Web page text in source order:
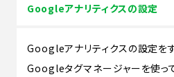
Googleアナリティクスの設定
Googleアナリティクスの設定を
Googleタグマネージャーを使っ